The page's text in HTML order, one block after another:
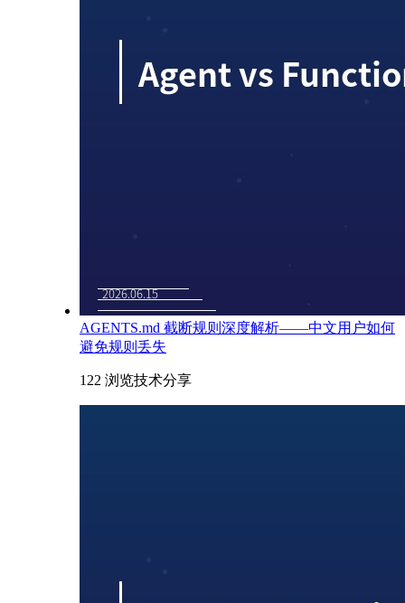
AGENTS.md 截断规则深度解析——中文用户如何
避免规则丢失
122 浏览技术分享